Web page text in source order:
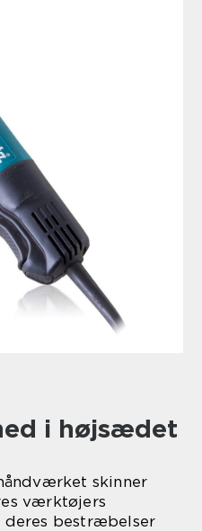
i højsædet
skinner
værktøjers
deres bestræbelser